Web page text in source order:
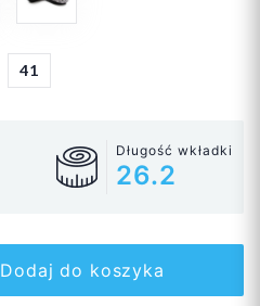
41
Długość wkładki
26.2
Dodaj do koszyka